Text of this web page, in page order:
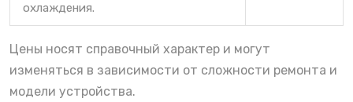
охлаждения.
Цены носят справочный характер и могут
изменяться в зависимости от сложности ремонта и
модели устройства.